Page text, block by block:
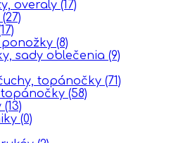
overaly (17)
(27)
ponožky (8)
sady oblečenia (9)
topánočky (71)
topánočky (58)
(13)
(0)